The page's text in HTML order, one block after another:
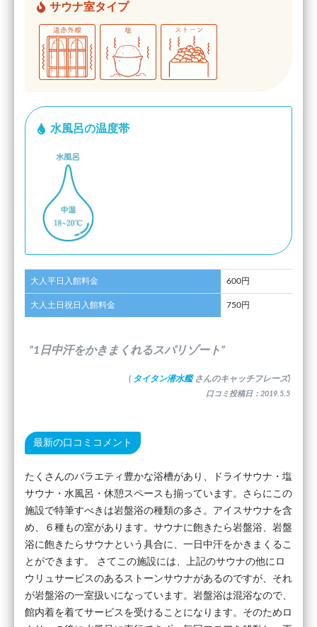
サウナ室タイプ
水風呂の温度帯
大人平日入館料金 600円
大人土日祝日入館料金 750円
”1日中汗をかきまくれるスパリゾート”
( タイタン潜水艦 さんのキャッチフレーズ)
口コミ投稿日：2019.5.5
最新の口コミコメント
たくさんのバラエティ豊かな浴槽があり、ドライサウナ・塩
サウナ・水風呂・休憩スペースも揃っています。さらにこの
施設で特筆すべきは岩盤浴の種類の多さ。アイスサウナを含
め、６種もの室があります。サウナに飽きたら岩盤浴、岩盤
浴に飽きたらサウナという具合に、一日中汗をかきまくるこ
とができます。 さてこの施設には、上記のサウナの他にロ
ウリュサービスのあるストーンサウナがあるのですが、それ
が岩盤浴の一室扱いになっています。岩盤浴は混浴なので、
館内着を着てサービスを受けることになります。そのためロ